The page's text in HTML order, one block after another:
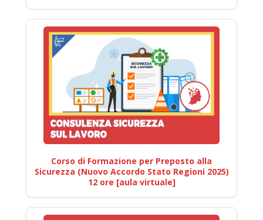
Corso di Formazione per Preposto alla
Sicurezza (Nuovo Accordo Stato Regioni 2025)
12 ore [aula virtuale]